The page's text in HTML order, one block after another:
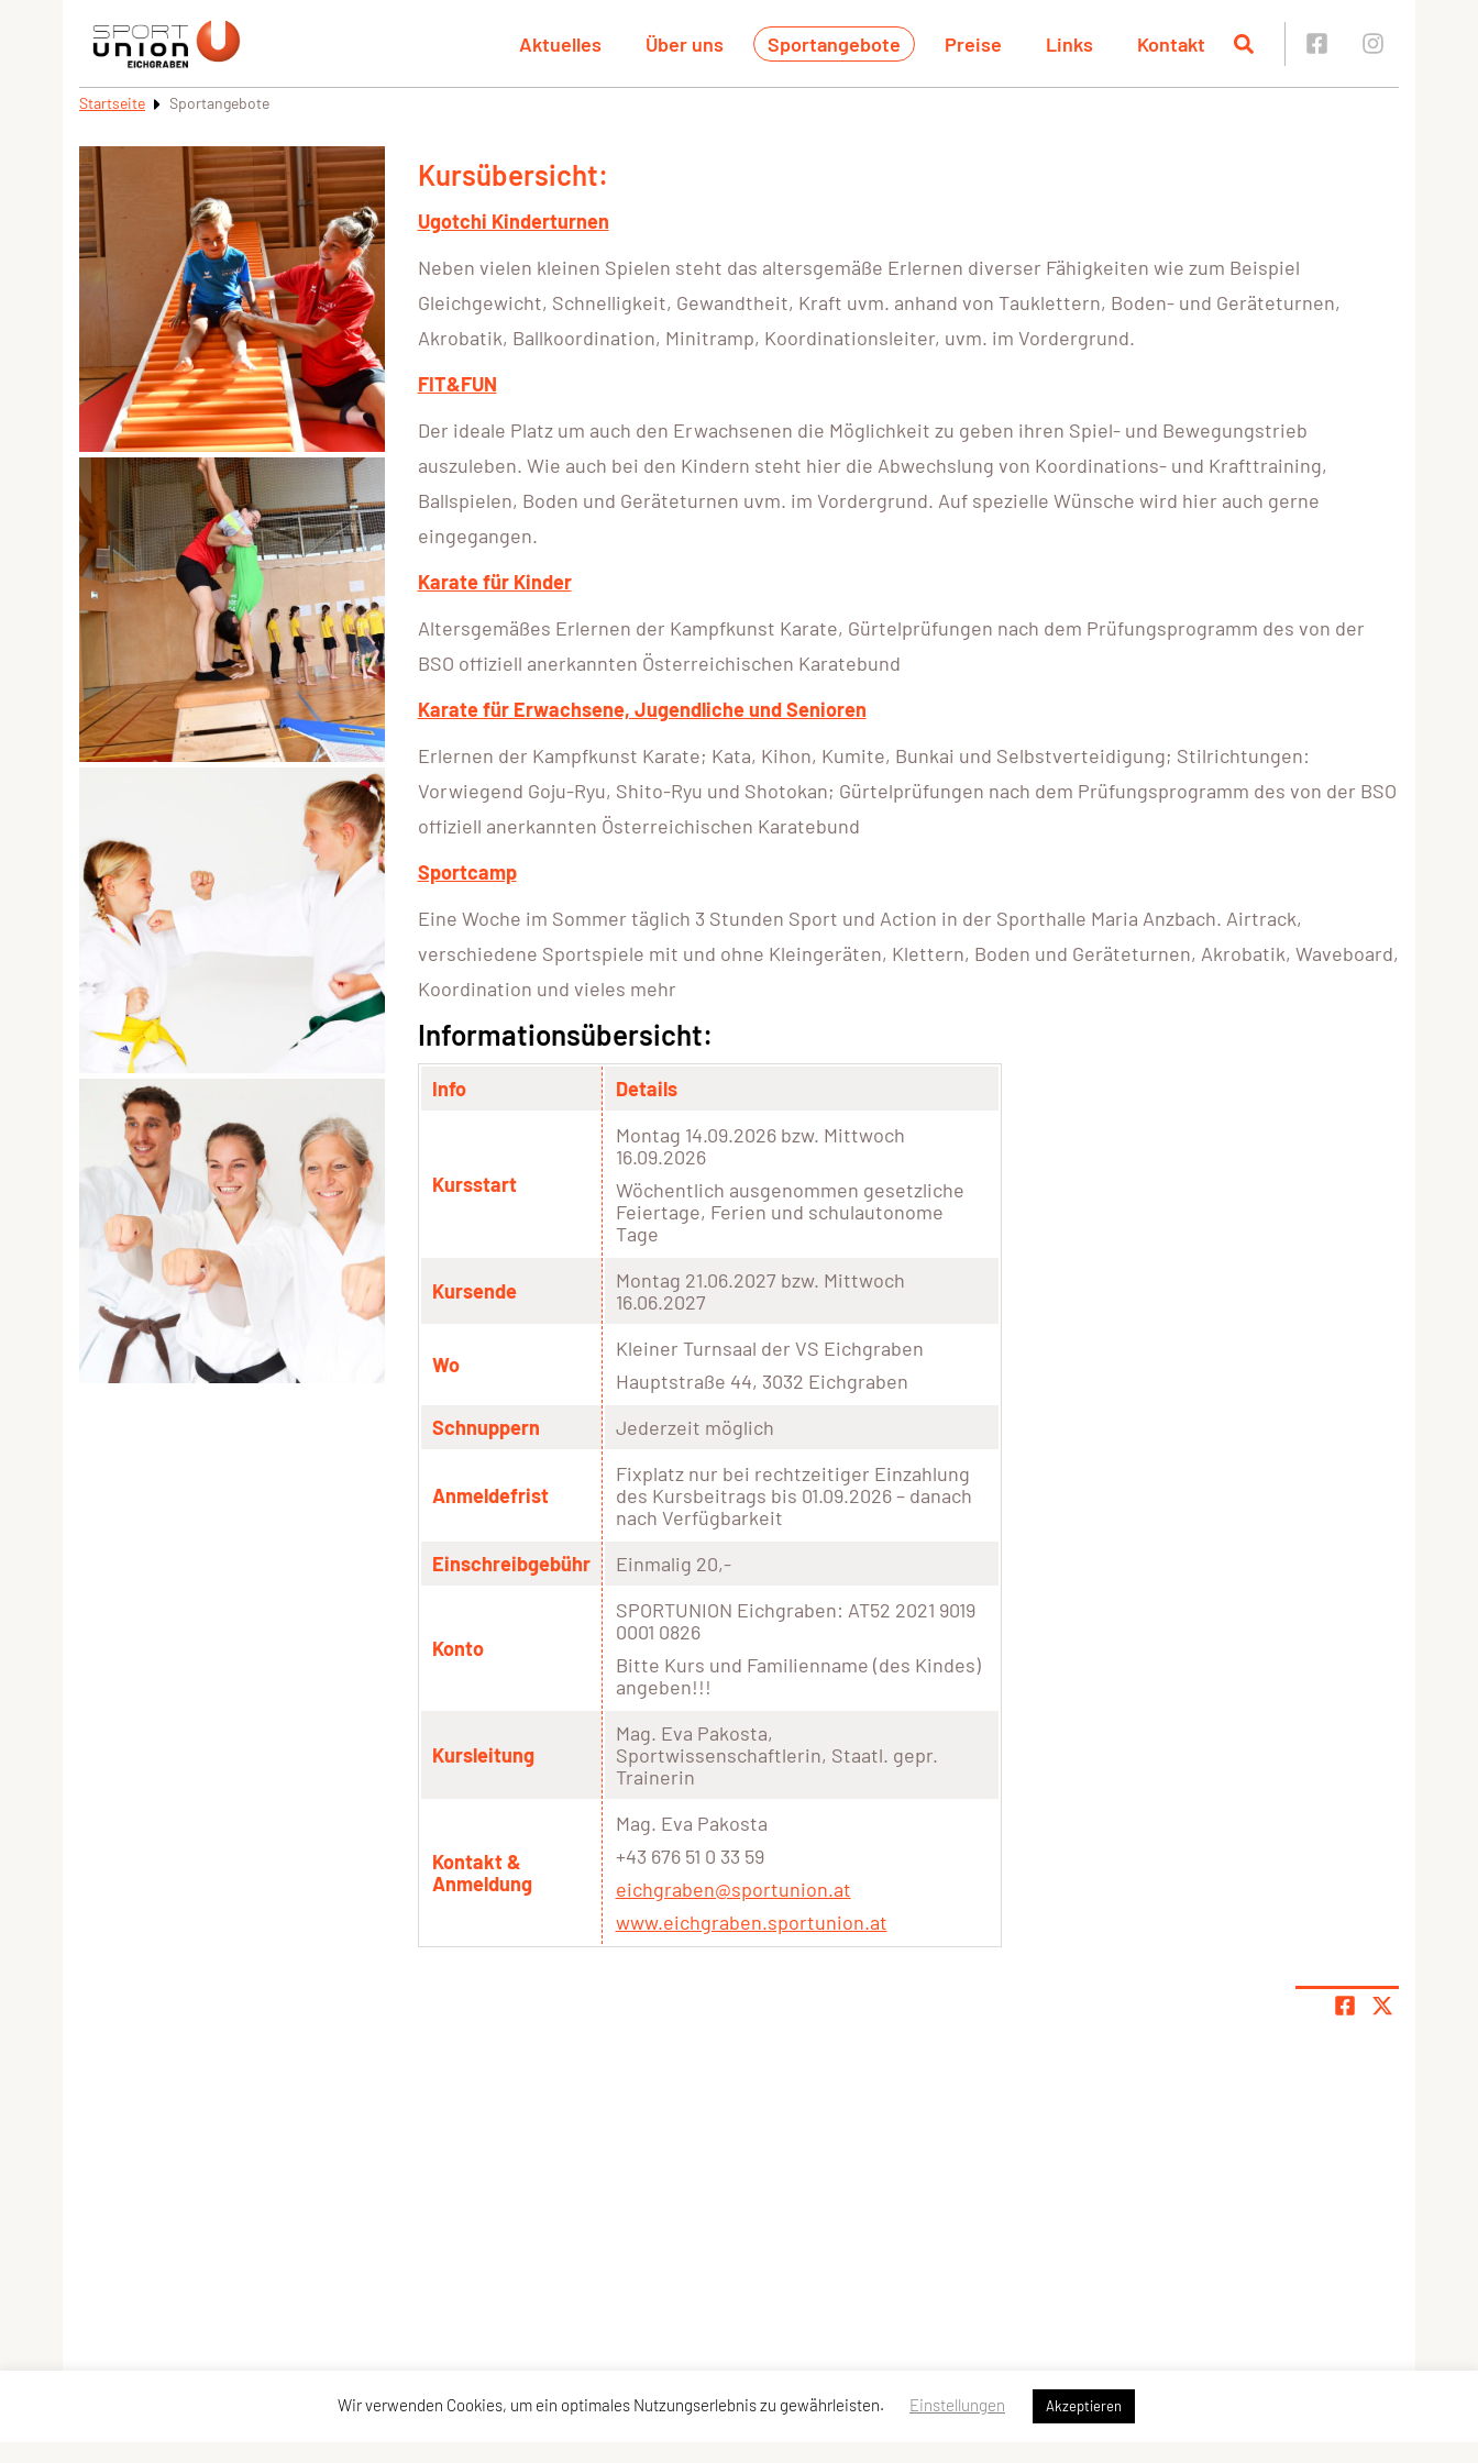
Aktuelles Über uns Sportangebote Preise Links Kontakt
Startseite Sportangebote
Kursübersicht:
Ugotchi Kinderturnen
Neben vielen kleinen Spielen steht das altersgemäße Erlernen diverser Fähigkeiten wie zum Beispiel
Gleichgewicht, Schnelligkeit, Gewandtheit, Kraft uvm. anhand von Tauklettern, Boden- und Geräteturnen,
Akrobatik, Ballkoordination, Minitramp, Koordinationsleiter, uvm. im Vordergrund.
FIT&FUN
Der ideale Platz um auch den Erwachsenen die Möglichkeit zu geben ihren Spiel- und Bewegungstrieb
auszuleben. Wie auch bei den Kindern steht hier die Abwechslung von Koordinations- und Krafttraining,
Ballspielen, Boden und Geräteturnen uvm. im Vordergrund. Auf spezielle Wünsche wird hier auch gerne
eingegangen.
Karate für Kinder
Altersgemäßes Erlernen der Kampfkunst Karate, Gürtelprüfungen nach dem Prüfungsprogramm des von der
BSO offiziell anerkannten Österreichischen Karatebund
Karate für Erwachsene, Jugendliche und Senioren
Erlernen der Kampfkunst Karate; Kata, Kihon, Kumite, Bunkai und Selbstverteidigung; Stilrichtungen:
Vorwiegend Goju-Ryu, Shito-Ryu und Shotokan; Gürtelprüfungen nach dem Prüfungsprogramm des von der BSO
offiziell anerkannten Österreichischen Karatebund
Sportcamp
Eine Woche im Sommer täglich 3 Stunden Sport und Action in der Sporthalle Maria Anzbach. Airtrack,
verschiedene Sportspiele mit und ohne Kleingeräten, Klettern, Boden und Geräteturnen, Akrobatik, Waveboard,
Koordination und vieles mehr
Informationsübersicht:
Info Details
Kursstart
Montag 14.09.2026 bzw. Mittwoch
16.09.2026
Wöchentlich ausgenommen gesetzliche
Feiertage, Ferien und schulautonome
Tage
Kursende
Montag 21.06.2027 bzw. Mittwoch
16.06.2027
Wo
Kleiner Turnsaal der VS Eichgraben
Hauptstraße 44, 3032 Eichgraben
Schnuppern
Jederzeit möglich
Anmeldefrist
Fixplatz nur bei rechtzeitiger Einzahlung
des Kursbeitrags bis 01.09.2026 – danach
nach Verfügbarkeit
Einschreibgebühr
Einmalig 20,-
Konto
SPORTUNION Eichgraben: AT52 2021 9019
0001 0826
Bitte Kurs und Familienname (des Kindes)
angeben!!!
Kursleitung
Mag. Eva Pakosta,
Sportwissenschaftlerin, Staatl. gepr.
Trainerin
Kontakt &
Anmeldung
Mag. Eva Pakosta
+43 676 51 0 33 59
eichgraben@sportunion.at
www.eichgraben.sportunion.at
Wir verwenden Cookies, um ein optimales Nutzungserlebnis zu gewährleisten. Einstellungen Akzeptieren